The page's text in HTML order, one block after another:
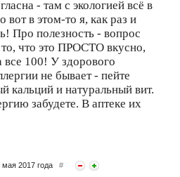
- там с экологией всё в
вот в этом-то я, как раз и
Про полезность - вопрос
что это ПРОСТО вкусно,
все 100! У здорового
не бывает - пейте
кальций и натуральный вит.
забудете. В аптеке их
мая 2017 года #